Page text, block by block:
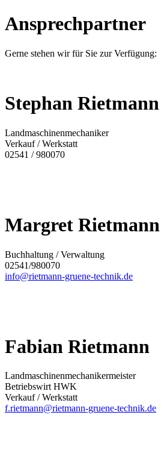
Ansprechpartner
Gerne stehen wir für Sie zur Verfügung:
Stephan Rietmann
Landmaschinenmechaniker
Verkauf / Werkstatt
02541 / 980070
Margret Rietmann
Buchhaltung / Verwaltung
02541/980070
info@rietmann-gruene-technik.de
Fabian Rietmann
Landmaschinenmechanikermeister
Betriebswirt HWK
Verkauf / Werkstatt
f.rietmann@rietmann-gruene-technik.de